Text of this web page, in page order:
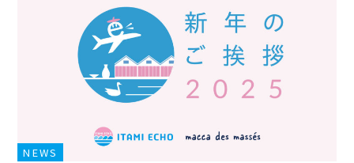
NEWS